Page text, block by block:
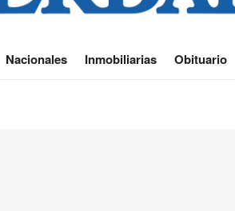
Nacionales Inmobiliarias Obituario